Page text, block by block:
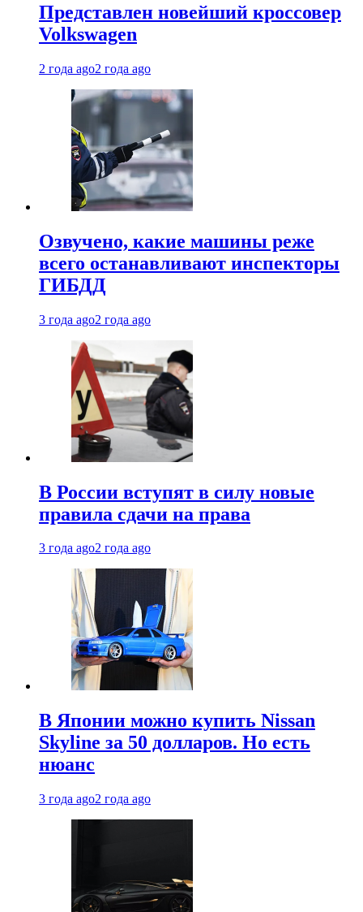
Представлен новейший кроссовер
Volkswagen
2 года ago2 года ago
Озвучено, какие машины реже
всего останавливают инспекторы
ГИБДД
3 года ago2 года ago
В России вступят в силу новые
правила сдачи на права
3 года ago2 года ago
В Японии можно купить Nissan
Skyline за 50 долларов. Но есть
нюанс
3 года ago2 года ago